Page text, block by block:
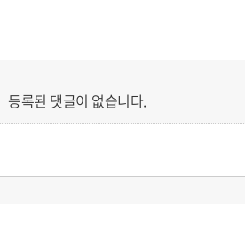
등록된 댓글이 없습니다.